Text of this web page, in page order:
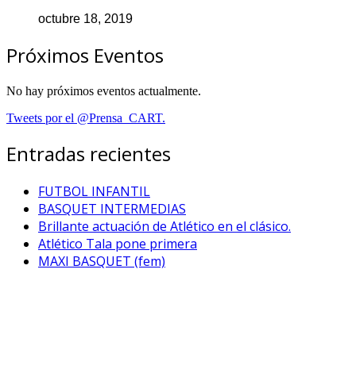
octubre 18, 2019
Próximos Eventos
No hay próximos eventos actualmente.
Tweets por el @Prensa_CART.
Entradas recientes
FUTBOL INFANTIL
BASQUET INTERMEDIAS
Brillante actuación de Atlético en el clásico.
Atlético Tala pone primera
MAXI BASQUET (fem)